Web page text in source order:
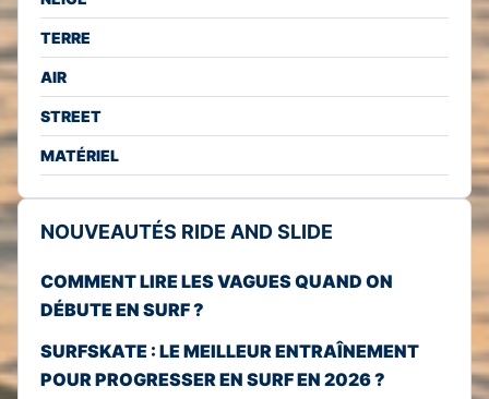
TERRE
AIR
STREET
MATÉRIEL
NOUVEAUTÉS RIDE AND SLIDE
COMMENT LIRE LES VAGUES QUAND ON
DÉBUTE EN SURF ?
SURFSKATE : LE MEILLEUR ENTRAÎNEMENT
POUR PROGRESSER EN SURF EN 2026 ?